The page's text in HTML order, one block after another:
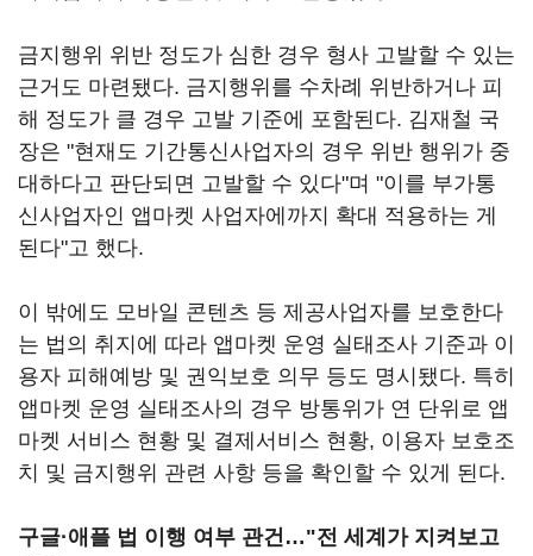
금지행위 위반 정도가 심한 경우 형사 고발할 수 있는
근거도 마련됐다. 금지행위를 수차례 위반하거나 피
해 정도가 클 경우 고발 기준에 포함된다. 김재철 국
장은 "현재도 기간통신사업자의 경우 위반 행위가 중
대하다고 판단되면 고발할 수 있다"며 "이를 부가통
신사업자인 앱마켓 사업자에까지 확대 적용하는 게
된다"고 했다.
이 밖에도 모바일 콘텐츠 등 제공사업자를 보호한다
는 법의 취지에 따라 앱마켓 운영 실태조사 기준과 이
용자 피해예방 및 권익보호 의무 등도 명시됐다. 특히
앱마켓 운영 실태조사의 경우 방통위가 연 단위로 앱
마켓 서비스 현황 및 결제서비스 현황, 이용자 보호조
치 및 금지행위 관련 사항 등을 확인할 수 있게 된다.
구글·애플 법 이행 여부 관건…"전 세계가 지켜보고